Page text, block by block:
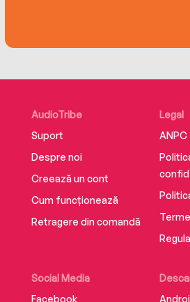
AudioTribe
Suport
Despre noi
Creează un cont
Cum funcționează
Retragere din comandă
Social Media
Facebook
Legal
ANPC